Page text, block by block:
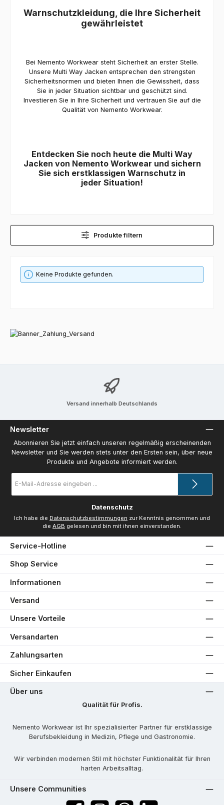
Warnschutzkleidung, die Ihre Sicherheit
gewährleistet
Bei Nemento Workwear steht Sicherheit an erster Stelle.
Unsere Multi Way Jacken entsprechen den strengsten
Sicherheitsnormen und bieten Ihnen die Gewissheit, dass
Sie in jeder Situation sichtbar und geschützt sind.
Investieren Sie in Ihre Sicherheit und vertrauen Sie auf die
Qualität von Nemento Workwear.
Entdecken Sie noch heute die Multi Way
Jacken von Nemento Workwear und sichern
Sie sich erstklassigen Warnschutz in
jeder Situation!
Produkte filtern
Keine Produkte gefunden.
Versand innerhalb Deutschlands
Newsletter
Abonnieren Sie jetzt einfach unseren regelmäßig erscheinenden
Newsletter und Sie werden stets unter den Ersten sein, über neue
Produkte und Angebote informiert werden.
Mail-
Datenschutz
Ich habe die Datenschutzbestimmungen zur Kenntnis genommen und
die AGB gelesen und bin mit ihnen einverstanden.
Service-Hotline
Shop Service
Informationen
Versand
Unsere Vorteile
Versandarten
Zahlungsarten
Sicher Einkaufen
Über uns
Qualität für Profis.
Nemento Workwear ist Ihr spezialisierter Partner für erstklassige
Berufsbekleidung in Medizin, Pflege und Gastronomie.
Wir verbinden modernen Stil mit höchster Funktionalität für Ihren
harten Arbeitsalltag.
Unsere Communities